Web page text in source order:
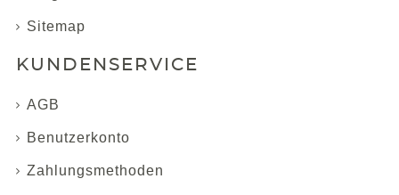
Sitemap
KUNDENSERVICE
AGB
Benutzerkonto
Zahlungsmethoden